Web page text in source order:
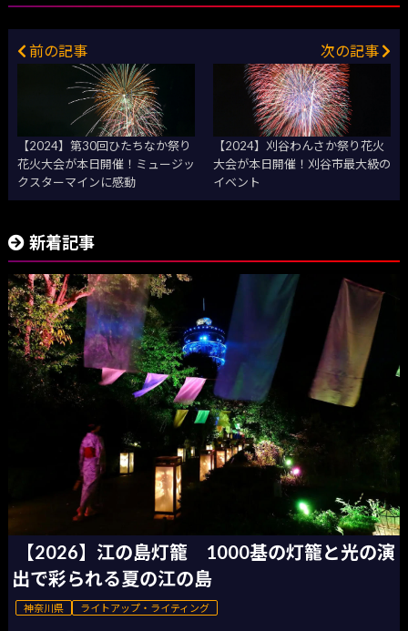
前の記事
【2024】第30回ひたちなか祭り
花火大会が本日開催！ミュージッ
クスターマインに感動
次の記事
【2024】刈谷わんさか祭り花火
大会が本日開催！刈谷市最大級の
イベント
新着記事
【2026】江の島灯籠 1000基の灯籠と光の演
出で彩られる夏の江の島
神奈川県 ライトアップ・ライティング